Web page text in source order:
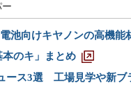
池向けキヤノンの高機能
のキ」まとめ
ース3選 工場見学や新ブ